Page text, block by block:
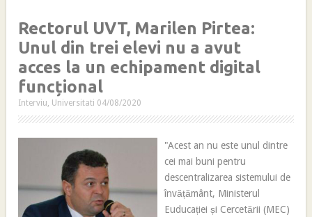
Rectorul UVT, Marilen Pirtea:
Unul din trei elevi nu a avut
acces la un echipament digital
funcțional
Interviu, Universitati 04/08/2020
"Acest an nu este unul dintre
cei mai buni pentru
descentralizarea sistemului de
învățământ, Ministerul
Euducației și Cercetării (MEC)